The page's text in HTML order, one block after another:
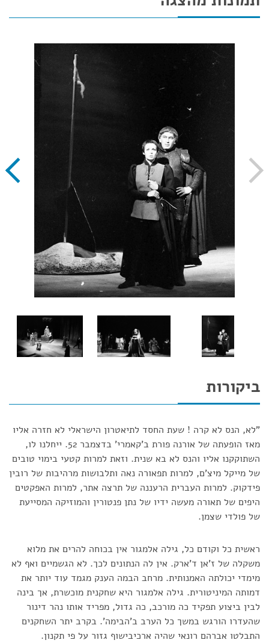
ביקורות
"לא, הנס לא קרה ! שעת החסד לתיאטרון הישראלי לא חזרה אליו
מאז הופעתה של אורנה פורת ב'קאמרי' בדצמבר 52. ייחלנו לו,
השתוקקנו אליו והנס לא בא שנית. וזאת למרות קטעי בימוי טובים
של מייקל מיצ'ם, למרות תפאורה נאה ותלבושות מרהיבות של רובין
פידקוק. למרות העברית הרעננה של תרצה אתר, למרות האפקטים
היפים של תאורה מעשה ידיו של נתן פנטורין והמוזיקה המסייעת
של פולדי שצמן.
ראשית כל וקודם כל, גילה אלמגור אין בכוחה להרים את מלוא
משקלה של ז'אן ד'ארק. אין לה הנתונים לכך. לא הגשמיים ואף לא
מימדי יכולתה האמנותית. מרחב הבמה הענק מגמד עוד יותר את
דמותה המיניטורית. גילה אלמגור היא שחקנית מוכשרת, אך בינה
לבין ביצוע תפקיד כה מורכב, כה גדול, מפריד אותו נהר דינור
שהעדרו הורגש במשך כל הערב ב'הבימה'. בקרב יתר השחקנים
התבלטו אברהם רונאי שהיה ארכיבישוף גזור על פי תקנון.